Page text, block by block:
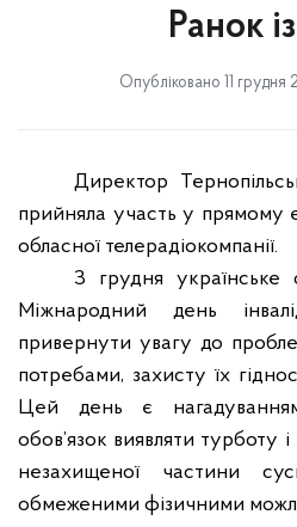
Ранок
Опубліковано 11 грудня
Директор
прийняла участь у прямому
обласної телерадіокомпанії.
З грудня українське
Міжнародний день
привернути увагу до
потребами, захисту їх
Цей день є
обов’язок виявляти турботу
незахищеної частини
обмеженими фізичними